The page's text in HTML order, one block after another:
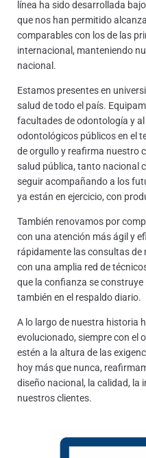
línea ha sido desarrollada
que nos han permitido
comparables con los de las
internacional, manteniendo
nacional.
Estamos presentes en
salud de todo el país.
facultades de odontología y al
odontológicos públicos en el
de orgullo y reafirma nuestro
salud pública, tanto nacional
seguir acompañando a los
ya están en ejercicio, con
También renovamos por
con una atención más ágil y
rápidamente las consultas
con una amplia red de
que la confianza se
también en el respaldo diario.
A lo largo de nuestra historia
evolucionado, siempre con el
estén a la altura de las
hoy más que nunca,
diseño nacional, la calidad, la
nuestros clientes.